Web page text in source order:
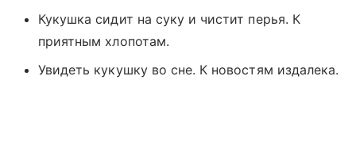
Кукушка сидит на суку и чистит перья. К
приятным хлопотам.
Увидеть кукушку во сне. К новостям издалека.